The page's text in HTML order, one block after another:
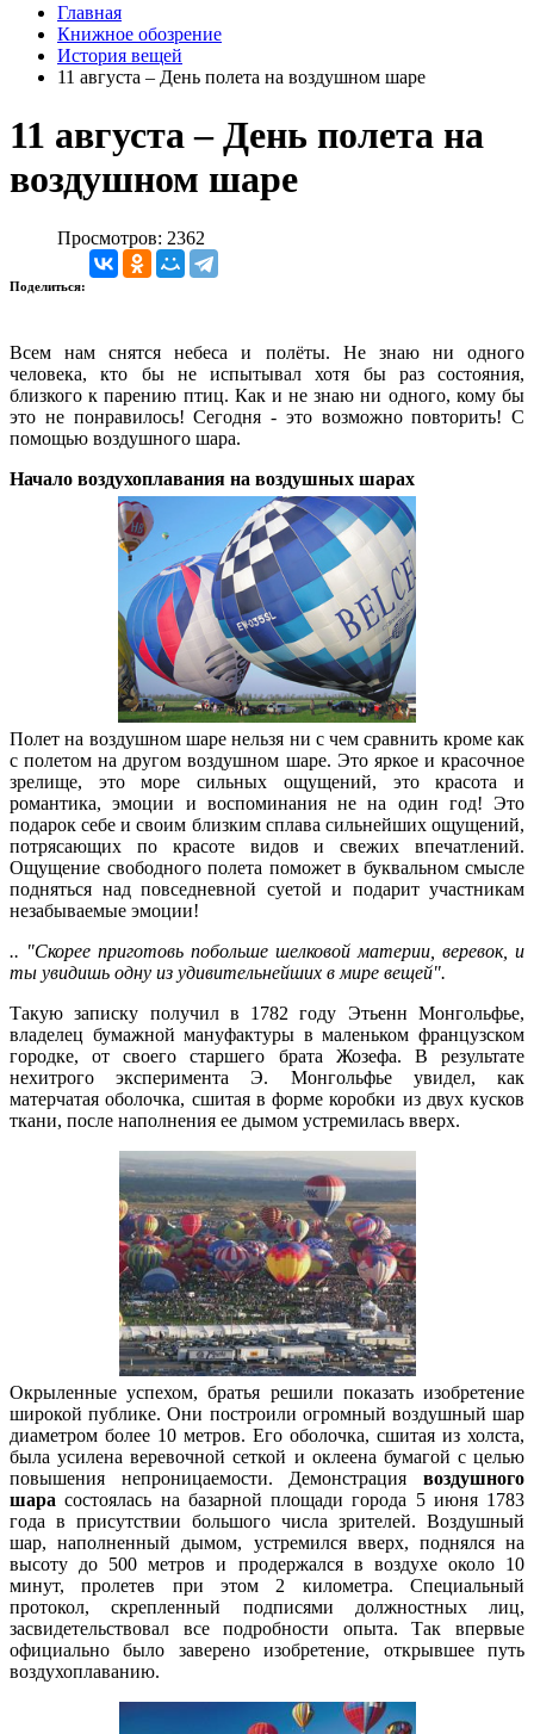
Главная
Книжное обозрение
История вещей
11 августа – День полета на воздушном шаре
11 августа – День полета на
воздушном шаре
Просмотров: 2362
Поделиться:
Всем нам снятся небеса и полёты. Не знаю ни одного
человека, кто бы не испытывал хотя бы раз состояния,
близкого к парению птиц. Как и не знаю ни одного, кому бы
это не понравилось! Сегодня - это возможно повторить! С
помощью воздушного шара.
Начало воздухоплавания на воздушных шарах
Полет на воздушном шаре нельзя ни с чем сравнить кроме как
с полетом на другом воздушном шаре. Это яркое и красочное
зрелище, это море сильных ощущений, это красота и
романтика, эмоции и воспоминания не на один год! Это
подарок себе и своим близким сплава сильнейших ощущений,
потрясающих по красоте видов и свежих впечатлений.
Ощущение свободного полета поможет в буквальном смысле
подняться над повседневной суетой и подарит участникам
незабываемые эмоции!
.. "Скорее приготовь побольше шелковой материи, веревок, и
ты увидишь одну из удивительнейших в мире вещей".
Такую записку получил в 1782 году Этьенн Монгольфье,
владелец бумажной мануфактуры в маленьком французском
городке, от своего старшего брата Жозефа. В результате
нехитрого эксперимента Э. Монгольфье увидел, как
матерчатая оболочка, сшитая в форме коробки из двух кусков
ткани, после наполнения ее дымом устремилась вверх.
Окрыленные успехом, братья решили показать изобретение
широкой публике. Они построили огромный воздушный шар
диаметром более 10 метров. Его оболочка, сшитая из холста,
была усилена веревочной сеткой и оклеена бумагой с целью
повышения непроницаемости. Демонстрация воздушного
шара состоялась на базарной площади города 5 июня 1783
года в присутствии большого числа зрителей. Воздушный
шар, наполненный дымом, устремился вверх, поднялся на
высоту до 500 метров и продержался в воздухе около 10
минут, пролетев при этом 2 километра. Специальный
протокол, скрепленный подписями должностных лиц,
засвидетельствовал все подробности опыта. Так впервые
официально было заверено изобретение, открывшее путь
воздухоплаванию.